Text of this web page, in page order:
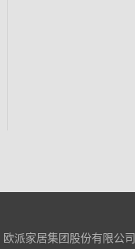
欧派家居集团股份有限公司